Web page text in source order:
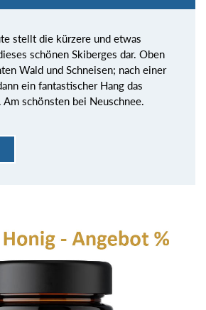
stellt die kürzere und etwas
schönen Skiberges dar. Oben
Wald und Schneisen; nach einer
ein fantastischer Hang das
schönsten bei Neuschnee.